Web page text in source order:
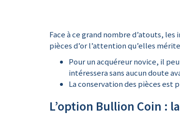
Face à ce grand nombre d’atouts,
pièces d’or l’attention qu’elles
Pour un acquéreur novice, il
intéressera sans aucun doute
La conservation des pièces est
L’option Bullion Coin :